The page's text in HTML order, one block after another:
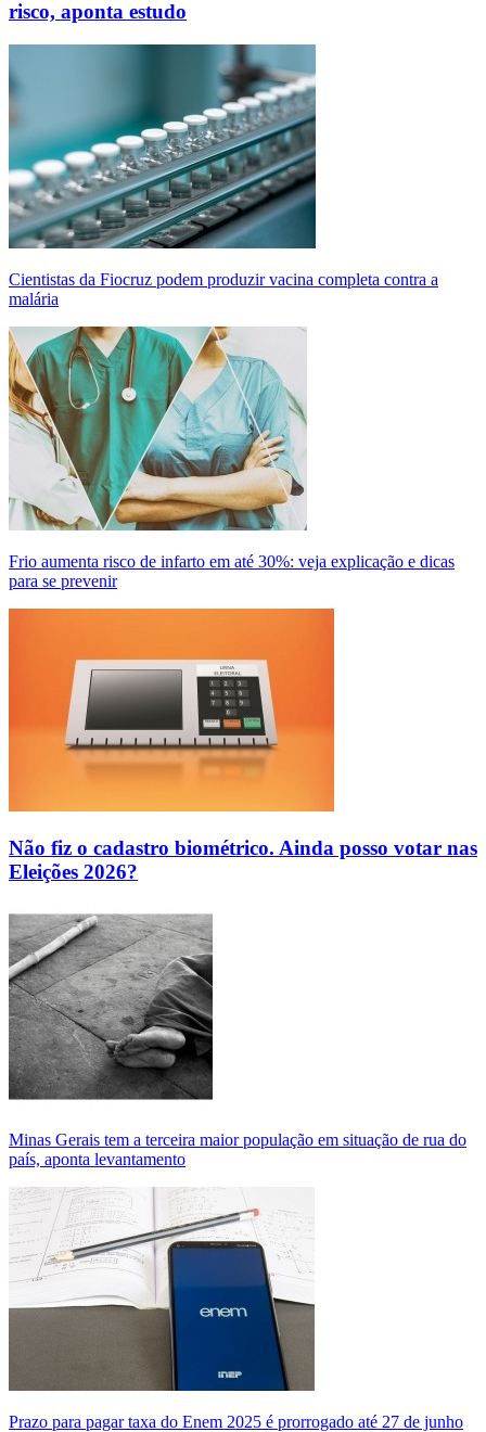
risco, aponta estudo
Cientistas da Fiocruz podem produzir vacina completa contra a
malária
Frio aumenta risco de infarto em até 30%: veja explicação e dicas
para se prevenir
Não fiz o cadastro biométrico. Ainda posso votar nas
Eleições 2026?
Minas Gerais tem a terceira maior população em situação de rua do
país, aponta levantamento
Prazo para pagar taxa do Enem 2025 é prorrogado até 27 de junho